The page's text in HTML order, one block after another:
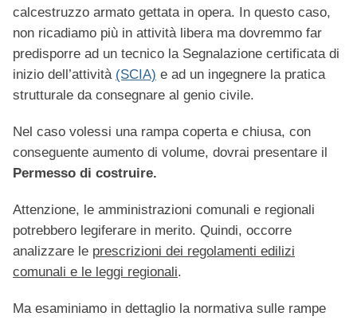
calcestruzzo armato gettata in opera. In questo caso,
non ricadiamo più in attività libera ma dovremmo far
predisporre ad un tecnico la Segnalazione certificata di
inizio dell’attività (SCIA) e ad un ingegnere la pratica
strutturale da consegnare al genio civile.
Nel caso volessi una rampa coperta e chiusa, con
conseguente aumento di volume, dovrai presentare il
Permesso di costruire.
Attenzione, le amministrazioni comunali e regionali
potrebbero legiferare in merito. Quindi, occorre
analizzare le prescrizioni dei regolamenti edilizi
comunali e le leggi regionali.
Ma esaminiamo in dettaglio la normativa sulle rampe